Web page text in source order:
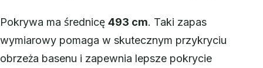
Pokrywa ma średnicę 493 cm. Taki zapas
wymiarowy pomaga w skutecznym przykryciu
obrzeża basenu i zapewnia lepsze pokrycie